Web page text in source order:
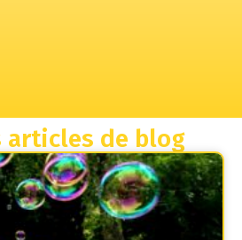
articles de blog